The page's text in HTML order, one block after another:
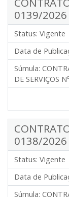
0139/2026
Status: Vigente
Data de
Súmula:
DE SERVIÇOS
0138/2026
Status: Vigente
Data de
Súmula: